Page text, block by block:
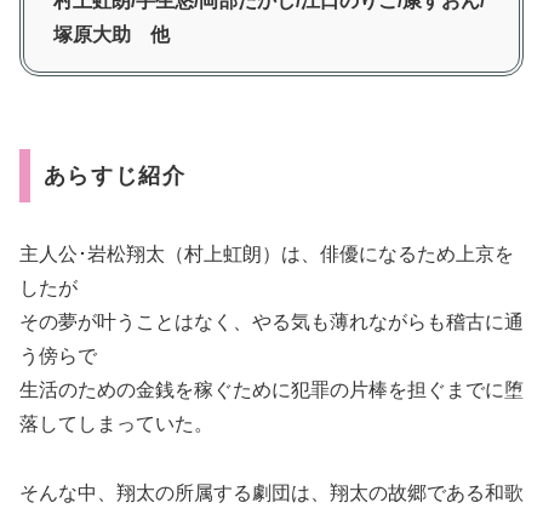
塚原大助 他
あらすじ紹介
主人公･岩松翔太（村上虹朗）は、俳優になるため上京を
したが
その夢が叶うことはなく、やる気も薄れながらも稽古に通
う傍らで
生活のための金銭を稼ぐために犯罪の片棒を担ぐまでに堕
落してしまっていた。
そんな中、翔太の所属する劇団は、翔太の故郷である和歌